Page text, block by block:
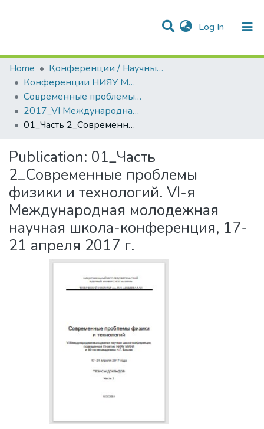
Log In (current)
Communities & Collections
Statistics
All of DSpace
Home
Конференции / Научные семинары
Конференции НИЯУ МИФИ
Современные проблемы физики и технологий
2017_VI Международная молодежная научная школа-конференция «Современные проблемы физики и технологий»
01_Часть 2_Современные проблемы физики и технологий. VI-я Международная молодежная научная школа-конференция, 17-21 апреля 2017 г.
Publication: 01_Часть
2_Современные проблемы
физики и технологий. VI-я
Международная молодежная
научная школа-конференция, 17-
21 апреля 2017 г.